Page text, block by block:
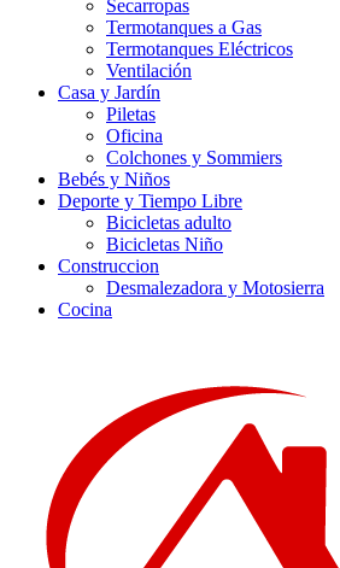
Secarropas
Termotanques a Gas
Termotanques Eléctricos
Ventilación
Casa y Jardín
Piletas
Oficina
Colchones y Sommiers
Bebés y Niños
Deporte y Tiempo Libre
Bicicletas adulto
Bicicletas Niño
Construccion
Desmalezadora y Motosierra
Cocina